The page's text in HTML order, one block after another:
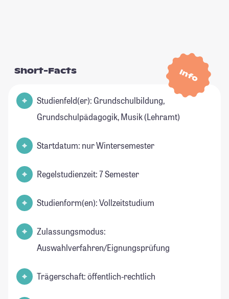
Info
Short-Facts
Studienfeld(er): Grundschulbildung,
Grundschulpädagogik, Musik (Lehramt)
Startdatum: nur Wintersemester
Regelstudienzeit: 7 Semester
Studienform(en): Vollzeitstudium
Zulassungsmodus:
Auswahlverfahren/Eignungsprüfung
Trägerschaft: öffentlich-rechtlich